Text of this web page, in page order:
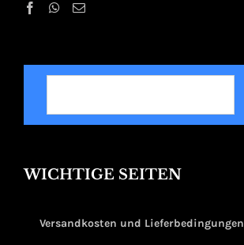
SUCHEN
WICHTIGE SEITEN
Versandkosten und Lieferbedingungen